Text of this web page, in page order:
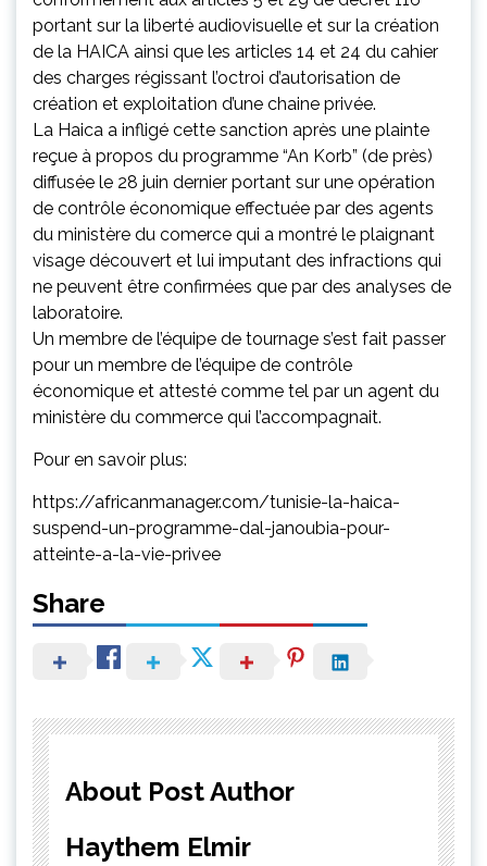
portant sur la liberté audiovisuelle et sur la création
de la HAICA ainsi que les articles 14 et 24 du cahier
des charges régissant l’octroi d’autorisation de
création et exploitation d’une chaine privée.
La Haica a infligé cette sanction après une plainte
reçue à propos du programme “An Korb” (de près)
diffusée le 28 juin dernier portant sur une opération
de contrôle économique effectuée par des agents
du ministère du comerce qui a montré le plaignant
visage découvert et lui imputant des infractions qui
ne peuvent être confirmées que par des analyses de
laboratoire.
Un membre de l’équipe de tournage s’est fait passer
pour un membre de l’équipe de contrôle
économique et attesté comme tel par un agent du
ministère du commerce qui l’accompagnait.
Pour en savoir plus:
https://africanmanager.com/tunisie-la-haica-
suspend-un-programme-dal-janoubia-pour-
atteinte-a-la-vie-privee
Share
About Post Author
Haythem Elmir